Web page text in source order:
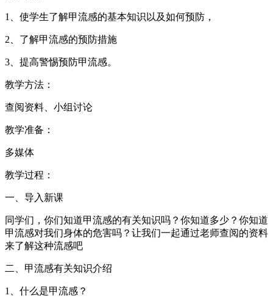
1、使学生了解甲流感的基本知识以及如何预防，
2、了解甲流感的预防措施
3、提高警惕预防甲流感。
教学方法：
查阅资料、小组讨论
教学准备：
多媒体
教学过程：
一、导入新课
同学们，你们知道甲流感的有关知识吗？你知道多少？你知道
甲流感对我们身体的危害吗？让我们一起通过老师查阅的资料
来了解这种流感吧
二、甲流感有关知识介绍
1、什么是甲流感？